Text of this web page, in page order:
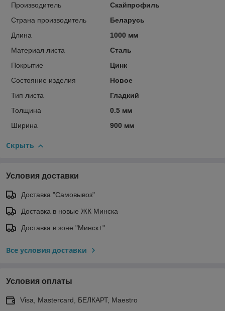
Производитель
Скайпрофиль
Страна производитель
Беларусь
Длина
1000 мм
Материал листа
Сталь
Покрытие
Цинк
Состояние изделия
Новое
Тип листа
Гладкий
Толщина
0.5 мм
Ширина
900 мм
Скрыть
Условия доставки
Доставка "Самовывоз"
Доставка в новые ЖК Минска
Доставка в зоне "Минск+"
Все условия доставки
Условия оплаты
Visa, Mastercard, БЕЛКАРТ, Maestro